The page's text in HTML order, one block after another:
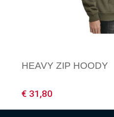
HEAVY ZIP HOODY
€ 31,80